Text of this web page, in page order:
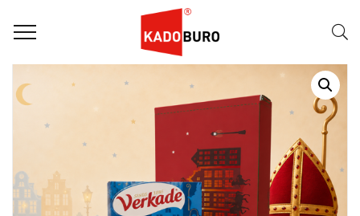
Home Sintpakketten SINTPAKKET: CHOCOVIA